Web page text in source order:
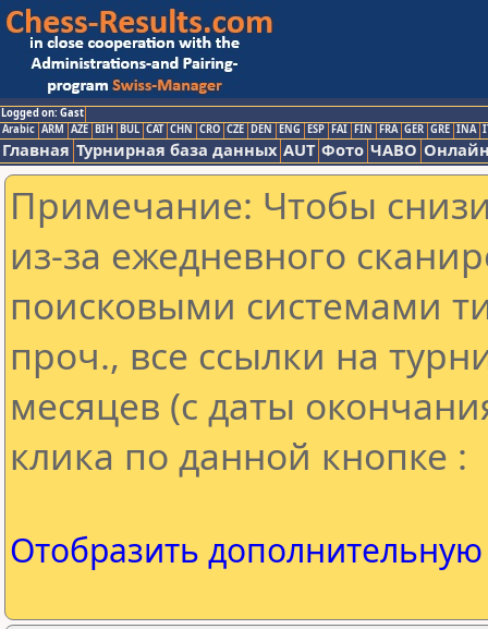
Logged on: Gast
Arabic ARM AZE BIH BUL CAT CHN CRO CZE DEN ENG ESP FAI FIN FRA GER GRE INA
Главная Турнирная база данных AUT Фото ЧАВО
Примечание: Чтобы
из-за ежедневного
поисковыми системами
проч., все ссылки на
месяцев (с даты
клика по данной кнопке :
Отобразить